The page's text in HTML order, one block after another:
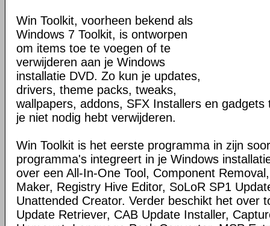
Win Toolkit, voorheen bekend als
Windows 7 Toolkit, is ontworpen
om items toe te voegen of te
verwijderen aan je Windows
installatie DVD. Zo kun je updates,
drivers, theme packs, tweaks,
wallpapers, addons, SFX Installers en
je niet nodig hebt verwijderen.
Win Toolkit is het eerste programma in zijn
programma's integreert in je Windows
over een All-In-One Tool, Component
Maker, Registry Hive Editor, SoLoR SP1
Unattended Creator. Verder beschikt het over
Update Retriever, CAB Update Installer,